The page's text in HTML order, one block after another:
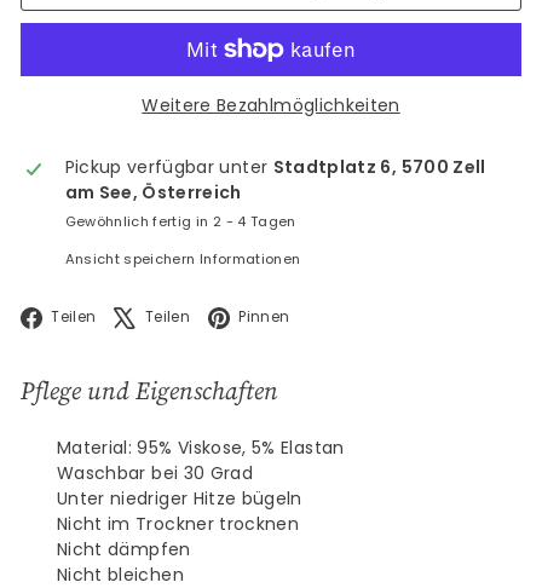
Weitere Bezahlmöglichkeiten
Pickup verfügbar unter Stadtplatz 6, 5700 Zell
am See, Österreich
Gewöhnlich fertig in 2 - 4 Tagen
Ansicht speichern Informationen
Teilen Facebook
Teilen X Pinnen
Pflege und Eigenschaften
Material: 95% Viskose, 5% Elastan
Waschbar bei 30 Grad
Unter niedriger Hitze bügeln
Nicht im Trockner trocknen
Nicht dämpfen
Nicht bleichen